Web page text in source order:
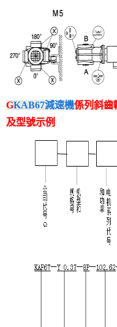
GKAB67減速機係列斜齒
及型號示例